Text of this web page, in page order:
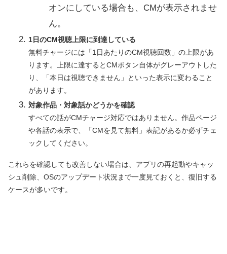
オンにしている場合も、CMが表示されませ
ん。
1日のCM視聴上限に到達している
無料チャージには「1日あたりのCM視聴回数」の上限があ
ります。上限に達するとCMボタン自体がグレーアウトした
り、「本日は視聴できません」といった表示に変わること
があります。
対象作品・対象話かどうかを確認
すべての話がCMチャージ対応ではありません。作品ページ
や各話の表示で、「CMを見て無料」表記があるか必ずチェ
ックしてください。
これらを確認しても改善しない場合は、アプリの再起動やキャッ
シュ削除、OSのアップデート状況まで一度見ておくと、復旧する
ケースが多いです。